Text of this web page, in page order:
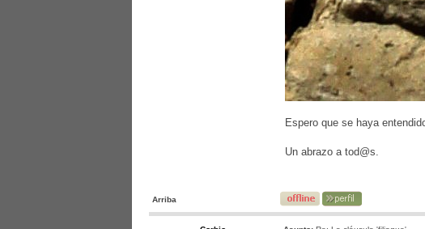
Espero que se haya
Un abrazo a tod@s.
Arriba